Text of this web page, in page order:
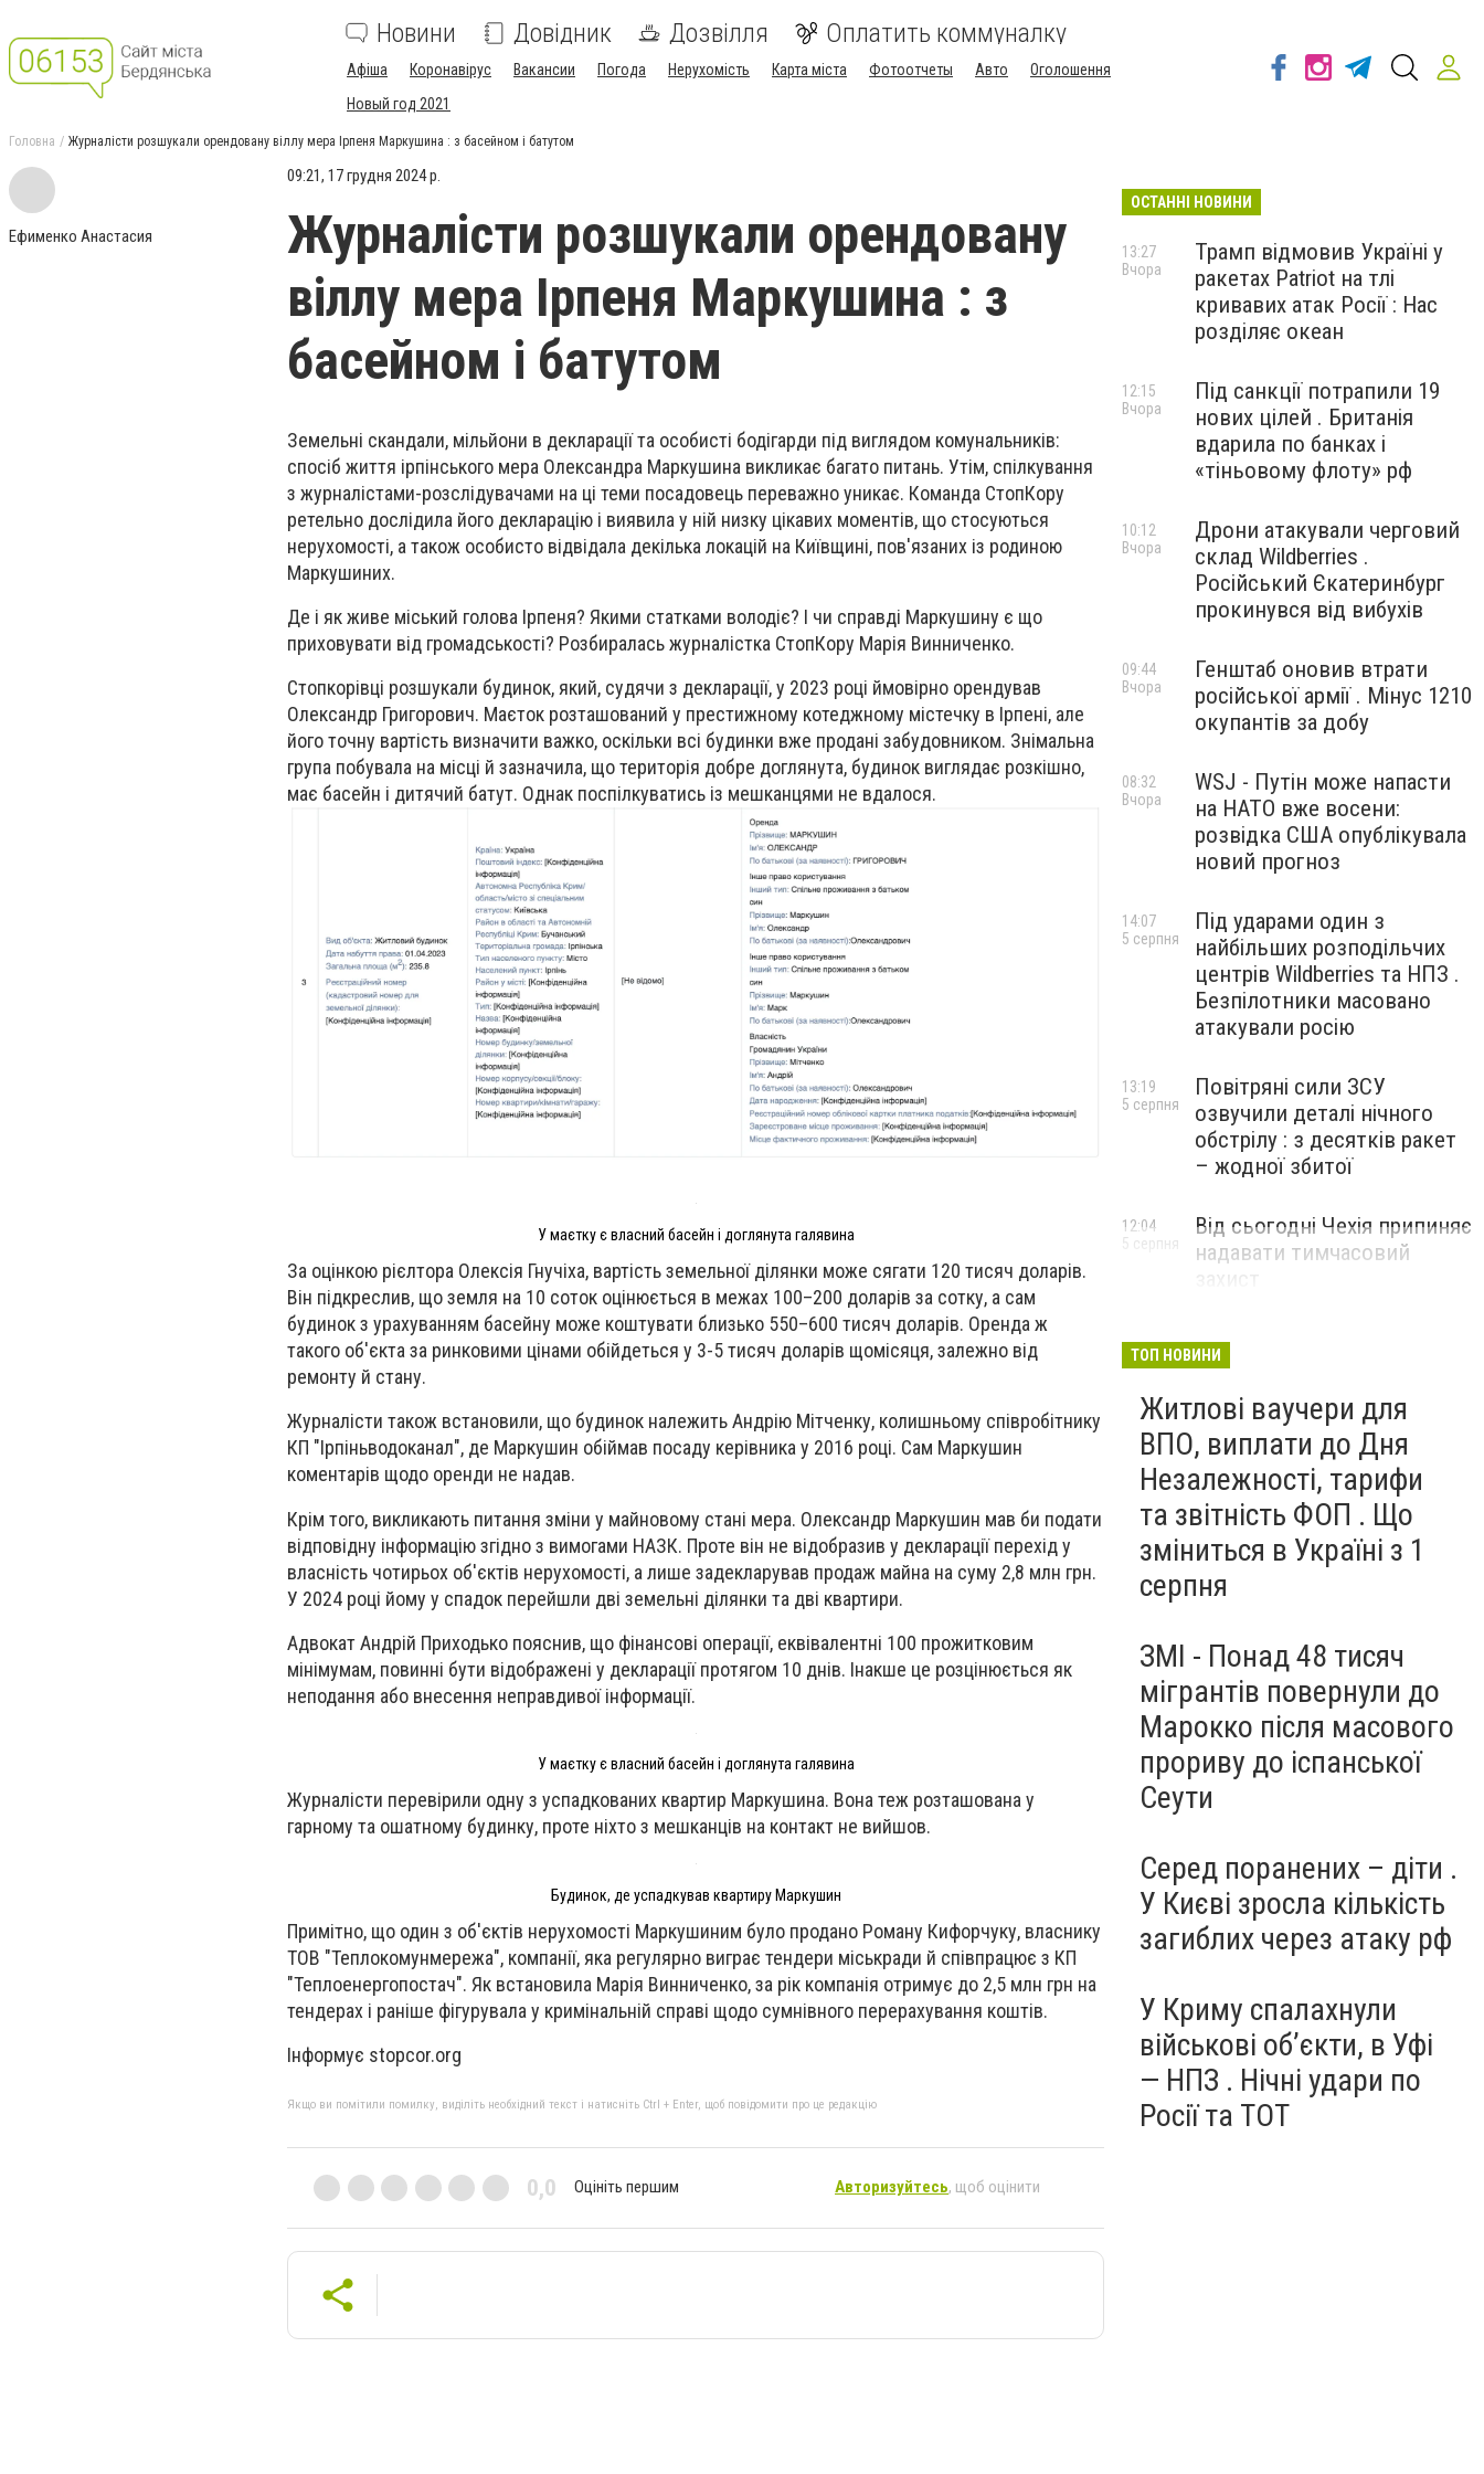
Новини Довідник Дозвілля Оплатить коммуналку
Афіша Коронавірус Вакансии Погода Нерухомість Карта міста Фотоотчеты Авто
Оголошення
Новый год 2021
Головна Журналісти розшукали орендовану віллу мера Ірпеня Маркушина : з басейном і батутом
Ефименко Анастасия
09:21, 17 грудня 2024 р.
Журналісти розшукали орендовану
віллу мера Ірпеня Маркушина : з
басейном і батутом
Земельні скандали, мільйони в декларації та особисті бодігарди під виглядом комунальників:
спосіб життя ірпінського мера Олександра Маркушина викликає багато питань. Утім, спілкування
з журналістами-розслідувачами на ці теми посадовець переважно уникає. Команда СтопКору
ретельно дослідила його декларацію і виявила у ній низку цікавих моментів, що стосуються
нерухомості, а також особисто відвідала декілька локацій на Київщині, пов'язаних із родиною
Маркушиних.
Де і як живе міський голова Ірпеня? Якими статками володіє? І чи справді Маркушину є що
приховувати від громадськості? Розбиралась журналістка СтопКору Марія Винниченко.
Стопкорівці розшукали будинок, який, судячи з декларації, у 2023 році ймовірно орендував
Олександр Григорович. Маєток розташований у престижному котеджному містечку в Ірпені, але
його точну вартість визначити важко, оскільки всі будинки вже продані забудовником. Знімальна
група побувала на місці й зазначила, що територія добре доглянута, будинок виглядає розкішно,
має басейн і дитячий батут. Однак поспілкуватись із мешканцями не вдалося.
У маєтку є власний басейн і доглянута галявина
За оцінкою рієлтора Олексія Гнучіха, вартість земельної ділянки може сягати 120 тисяч доларів.
Він підкреслив, що земля на 10 соток оцінюється в межах 100–200 доларів за сотку, а сам
будинок з урахуванням басейну може коштувати близько 550–600 тисяч доларів. Оренда ж
такого об'єкта за ринковими цінами обійдеться у 3-5 тисяч доларів щомісяця, залежно від
ремонту й стану.
Журналісти також встановили, що будинок належить Андрію Мітченку, колишньому співробітнику
КП "Ірпіньводоканал", де Маркушин обіймав посаду керівника у 2016 році. Сам Маркушин
коментарів щодо оренди не надав.
Крім того, викликають питання зміни у майновому стані мера. Олександр Маркушин мав би подати
відповідну інформацію згідно з вимогами НАЗК. Проте він не відобразив у декларації перехід у
власність чотирьох об'єктів нерухомості, а лише задекларував продаж майна на суму 2,8 млн грн.
У 2024 році йому у спадок перейшли дві земельні ділянки та дві квартири.
Адвокат Андрій Приходько пояснив, що фінансові операції, еквівалентні 100 прожитковим
мінімумам, повинні бути відображені у декларації протягом 10 днів. Інакше це розцінюється як
неподання або внесення неправдивої інформації.
У маєтку є власний басейн і доглянута галявина
Журналісти перевірили одну з успадкованих квартир Маркушина. Вона теж розташована у
гарному та ошатному будинку, проте ніхто з мешканців на контакт не вийшов.
Будинок, де успадкував квартиру Маркушин
Примітно, що один з об'єктів нерухомості Маркушиним було продано Роману Кифорчуку, власнику
ТОВ "Теплокомунмережа", компанії, яка регулярно виграє тендери міськради й співпрацює з КП
"Теплоенергопостач". Як встановила Марія Винниченко, за рік компанія отримує до 2,5 млн грн на
тендерах і раніше фігурувала у кримінальній справі щодо сумнівного перерахування коштів.
Інформує stopcor.org
Якщо ви помітили помилку, виділіть необхідний текст і натисніть Ctrl + Enter, щоб повідомити про це редакцію
0,0 Оцініть першим Авторизуйтесь, щоб оцінити
ОСТАННІ НОВИНИ
Трамп відмовив Україні у
ракетах Patriot на тлі
кривавих атак Росії : Нас
розділяє океан
13:27
Вчора
Під санкції потрапили 19
нових цілей . Британія
вдарила по банках і
«тіньовому флоту» рф
12:15
Вчора
Дрони атакували черговий
склад Wildberries .
Російський Єкатеринбург
прокинувся від вибухів
10:12
Вчора
Генштаб оновив втрати
російської армії . Мінус 1210
окупантів за добу
09:44
Вчора
WSJ - Путін може напасти
на НАТО вже восени:
розвідка США опублікувала
новий прогноз
08:32
Вчора
Під ударами один з
найбільших розподільчих
центрів Wildberries та НПЗ .
Безпілотники масовано
атакували росію
14:07
5 серпня
Повітряні сили ЗСУ
озвучили деталі нічного
обстрілу : з десятків ракет
– жодної збитої
13:19
5 серпня
Від сьогодні Чехія припиняє
надавати тимчасовий
12:04
5 серпня
ТОП НОВИНИ
Житлові ваучери для
ВПО, виплати до Дня
Незалежності, тарифи
та звітність ФОП . Що
зміниться в Україні з 1
серпня
ЗМІ - Понад 48 тисяч
мігрантів повернули до
Марокко після масового
прориву до іспанської
Сеути
Серед поранених – діти .
У Києві зросла кількість
загиблих через атаку рф
У Криму спалахнули
військові об’єкти, в Уфі
— НПЗ . Нічні удари по
Росії та ТОТ